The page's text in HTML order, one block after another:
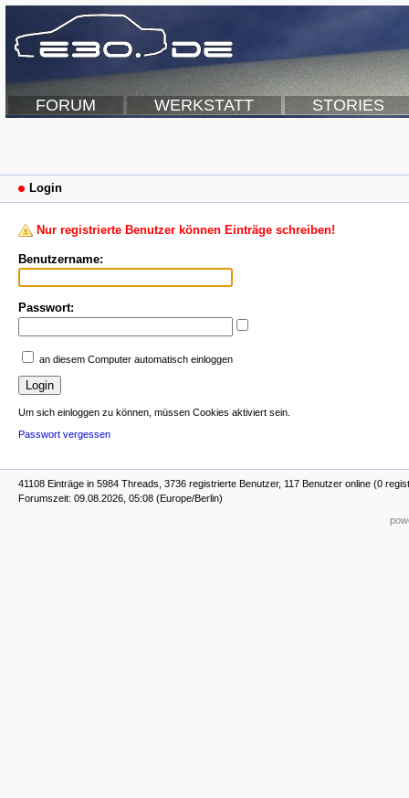
FORUM WERKSTATT STORIES
Login
Nur registrierte Benutzer können Einträge schreiben!
Benutzername:
Passwort:
an diesem Computer automatisch einloggen
Um sich einloggen zu können, müssen Cookies aktiviert sein.
Passwort vergessen
41108 Einträge in 5984 Threads, 3736 registrierte Benutzer, 117 Benutzer online (0
Forumszeit: 09.08.2026, 05:08 (Europe/Berlin)